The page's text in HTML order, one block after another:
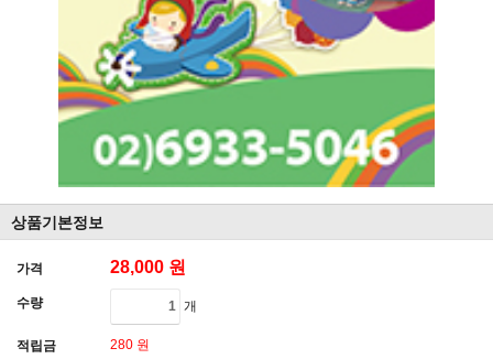
상품기본정보
가격 28,000 원
수량 개
적립금 280 원